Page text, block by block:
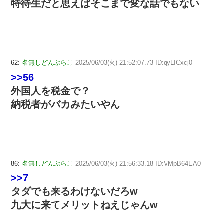
特待生だと思えばそこまで変な話でもない
62: 名無しどんぶらこ 2025/06/03(火) 21:52:07.73 ID:qyLICxcj0
>>56
外国人を税金で？
納税者がバカみたいやん
86: 名無しどんぶらこ 2025/06/03(火) 21:56:33.18 ID:VMpB64EA0
>>7
タダでも来るわけないだろw
九大に来てメリットねえじゃんw